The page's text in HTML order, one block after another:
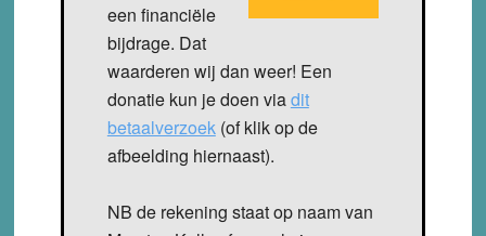
een financiële
bijdrage. Dat
waarderen wij dan weer! Een
donatie kun je doen viadit
betaalverzoek(of klik op de
afbeelding hiernaast).
NB de rekening staat op naam van